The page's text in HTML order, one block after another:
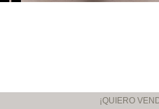
¡QUIERO